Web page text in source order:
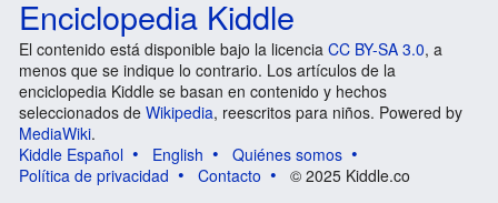
Enciclopedia Kiddle
El contenido está disponible bajo la licencia CC BY-SA 3.0, a
menos que se indique lo contrario. Los artículos de la
enciclopedia Kiddle se basan en contenido y hechos
seleccionados de Wikipedia, reescritos para niños. Powered by
MediaWiki.
Kiddle Español
English
Quiénes somos
Política de privacidad
Contacto © 2025 Kiddle.co